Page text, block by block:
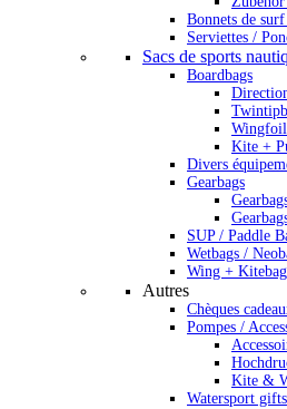
Bonnets de
Serviettes /
Sacs de sports
Boardbags
Kite +
Divers
Gearbags
SUP / Paddle
Wetbags /
Wing +
Autres
Chèques
Pompes /
Kite &
Watersport gifts